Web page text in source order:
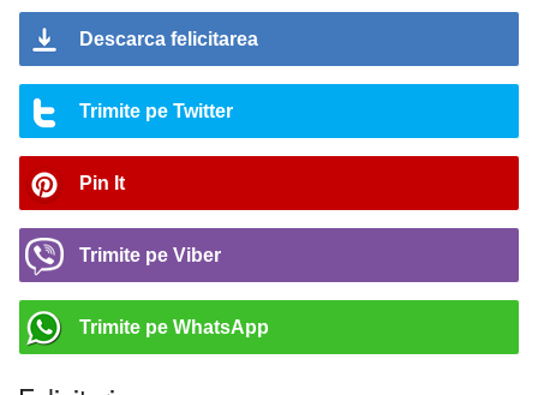
Descarca felicitarea
Trimite pe Twitter
Pin It
Trimite pe Viber
Trimite pe WhatsApp